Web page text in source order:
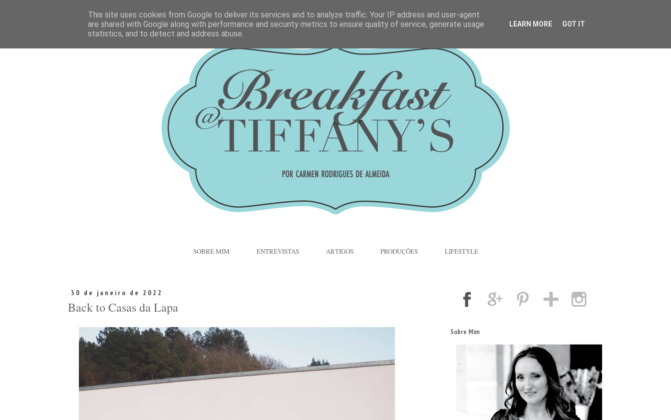
SOBRE MIM ENTREVISTAS ARTIGOS PRODUÇÕES LIFESTYLE
30 de janeiro de 2022
Back to Casas da Lapa
Sobre Mim
This site uses cookies from Google to deliver its services and to analyze traffic. Your IP address and user-agent
are shared with Google along with performance and security metrics to ensure quality of service, generate usage
statistics, and to detect and address abuse.
LEARN MORE GOT IT